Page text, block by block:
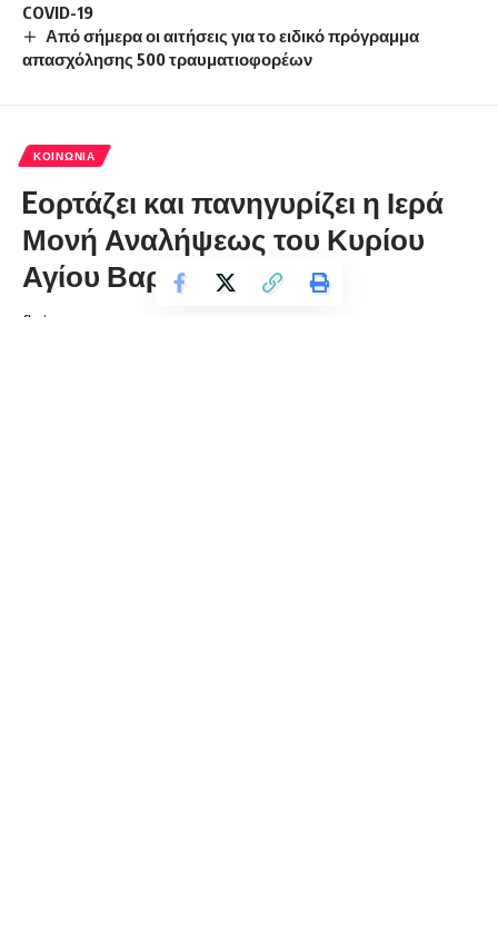
COVID-19
Από σήμερα οι αιτήσεις για το ειδικό πρόγραμμα
απασχόλησης 500 τραυματιοφορέων
ΚΟΙΝΩΝΊΑ
Eορτάζει και πανηγυρίζει η Ιερά
Μονή Αναλήψεως του Κυρίου
Αγίου Βαρθολομαίου
florinapress.gr